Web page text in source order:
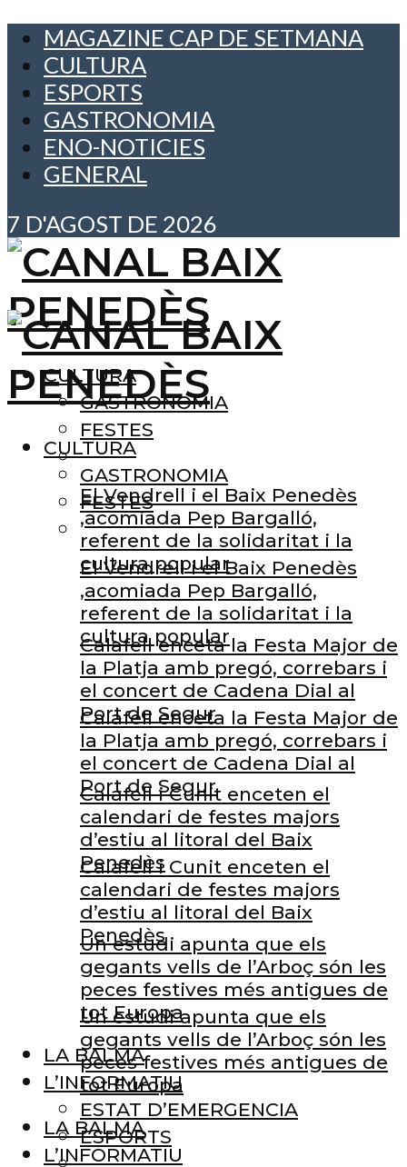
MAGAZINE CAP DE SETMANA
CULTURA
ESPORTS
GASTRONOMIA
ENO-NOTICIES
GENERAL
7 D'AGOST DE 2026
CULTURA
GASTRONOMIA
FESTES
El Vendrell i el Baix Penedès
,acomiada Pep Bargalló,
referent de la solidaritat i la
cultura popular
Calafell enceta la Festa Major de
la Platja amb pregó, correbars i
el concert de Cadena Dial al
Port de Segur
Calafell i Cunit enceten el
calendari de festes majors
d’estiu al litoral del Baix
Penedès
Un estudi apunta que els
gegants vells de l’Arboç són les
peces festives més antigues de
tot Europa
LA BALMA
L’INFORMATIU
ESTAT D’EMERGENCIA
ESPORTS
CULTURA
GASTRONOMIA
FESTES
El Vendrell i el Baix Penedès
,acomiada Pep Bargalló,
referent de la solidaritat i la
cultura popular
Calafell enceta la Festa Major de
la Platja amb pregó, correbars i
el concert de Cadena Dial al
Port de Segur
Calafell i Cunit enceten el
calendari de festes majors
d’estiu al litoral del Baix
Penedès
Un estudi apunta que els
gegants vells de l’Arboç són les
peces festives més antigues de
tot Europa
LA BALMA
L’INFORMATIU